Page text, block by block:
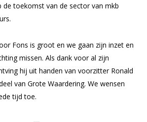
de toekomst van de sector van mkb
Fons is groot en we gaan zijn inzet en
missen. Als dank voor al zijn
hij uit handen van voorzitter Ronald
van Grote Waardering. We wensen
tijd toe.